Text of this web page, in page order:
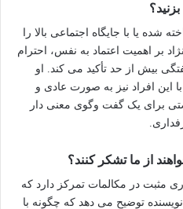
شده یا با جایگاه اجتماعی بالا را
بر اهمیت اعتماد به نفس، احترام
بیش از حد تأکید می کند. او
این افراد نیز به صورت عادی و
برای یک گفت وگوی معنی دار
مثبت در مکالمات تمرکز دارد که
توضیح می دهد که چگونه با